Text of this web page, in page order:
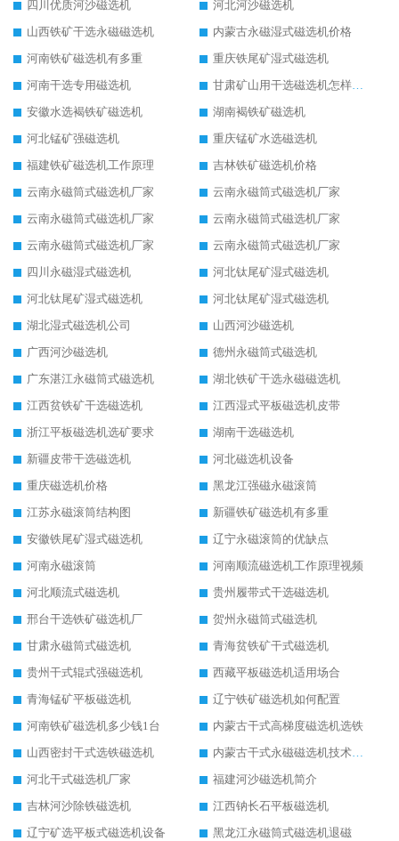
四川优质河沙磁选机
河北河沙磁选机
山西铁矿干选永磁磁选机
内蒙古永磁湿式磁选机价格
河南铁矿磁选机有多重
重庆铁尾矿湿式磁选机
河南干选专用磁选机
甘肃矿山用干选磁选机怎样调磁
安徽水选褐铁矿磁选机
湖南褐铁矿磁选机
河北锰矿强磁选机
重庆锰矿水选磁选机
福建铁矿磁选机工作原理
吉林铁矿磁选机价格
云南永磁筒式磁选机厂家
云南永磁筒式磁选机厂家
云南永磁筒式磁选机厂家
云南永磁筒式磁选机厂家
云南永磁筒式磁选机厂家
云南永磁筒式磁选机厂家
四川永磁湿式磁选机
河北钛尾矿湿式磁选机
河北钛尾矿湿式磁选机
河北钛尾矿湿式磁选机
湖北湿式磁选机公司
山西河沙磁选机
广西河沙磁选机
德州永磁筒式磁选机
广东湛江永磁筒式磁选机
湖北铁矿干选永磁磁选机
江西贫铁矿干选磁选机
江西湿式平板磁选机皮带
浙江平板磁选机选矿要求
湖南干选磁选机
新疆皮带干选磁选机
河北磁选机设备
重庆磁选机价格
黑龙江强磁永磁滚筒
江苏永磁滚筒结构图
新疆铁矿磁选机有多重
安徽铁尾矿湿式磁选机
辽宁永磁滚筒的优缺点
河南永磁滚筒
河南顺流磁选机工作原理视频
河北顺流式磁选机
贵州履带式干选磁选机
邢台干选铁矿磁选机厂
贺州永磁筒式磁选机
甘肃永磁筒式磁选机
青海贫铁矿干式磁选机
贵州干式辊式强磁选机
西藏平板磁选机适用场合
青海锰矿平板磁选机
辽宁铁矿磁选机如何配置
河南铁矿磁选机多少钱1台
内蒙古干式高梯度磁选机选铁
山西密封干式选铁磁选机
内蒙古干式永磁磁选机技术要求
河北干式磁选机厂家
福建河沙磁选机简介
吉林河沙除铁磁选机
江西钠长石平板磁选机
辽宁矿选平板式磁选机设备
黑龙江永磁筒式磁选机退磁